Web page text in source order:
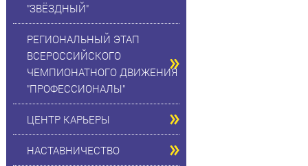
"ЗВЁЗДНЫЙ"
РЕГИОНАЛЬНЫЙ ЭТАП
ВСЕРОССИЙСКОГО
ЧЕМПИОНАТНОГО ДВИЖЕНИЯ
"ПРОФЕССИОНАЛЫ"
ЦЕНТР КАРЬЕРЫ
НАСТАВНИЧЕСТВО